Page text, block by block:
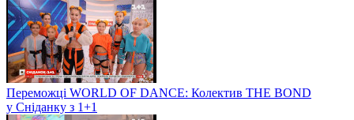
Переможці WORLD OF DANCE: Колектив THE BOND
у Сніданку з 1+1